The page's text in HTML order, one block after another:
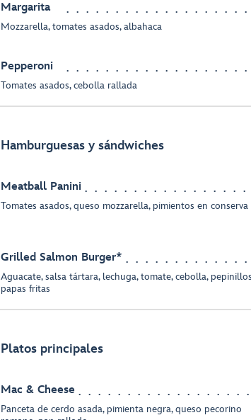
Margarita
Mozzarella, tomates asados, albahaca
Pepperoni
Tomates asados, cebolla rallada
Hamburguesas y sándwiches
Meatball Panini
Tomates asados, queso mozzarella, pimientos en conserva
Grilled Salmon Burger*
Aguacate, salsa tártara, lechuga, tomate, cebolla,
papas fritas
Platos principales
Mac & Cheese
Panceta de cerdo asada, pimienta negra, queso pecorino